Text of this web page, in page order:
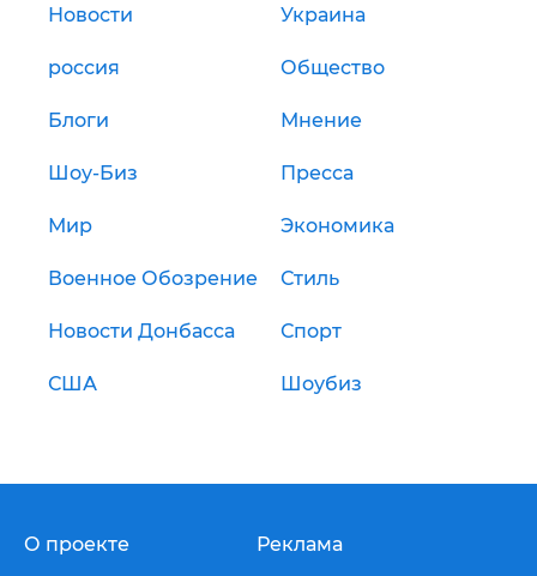
Новости Украина
россия Общество
Блоги Мнение
Шоу-Биз Пресса
Мир Экономика
Военное Обозрение Стиль
Новости Донбасса Спорт
США Шоубиз
О проекте Реклама